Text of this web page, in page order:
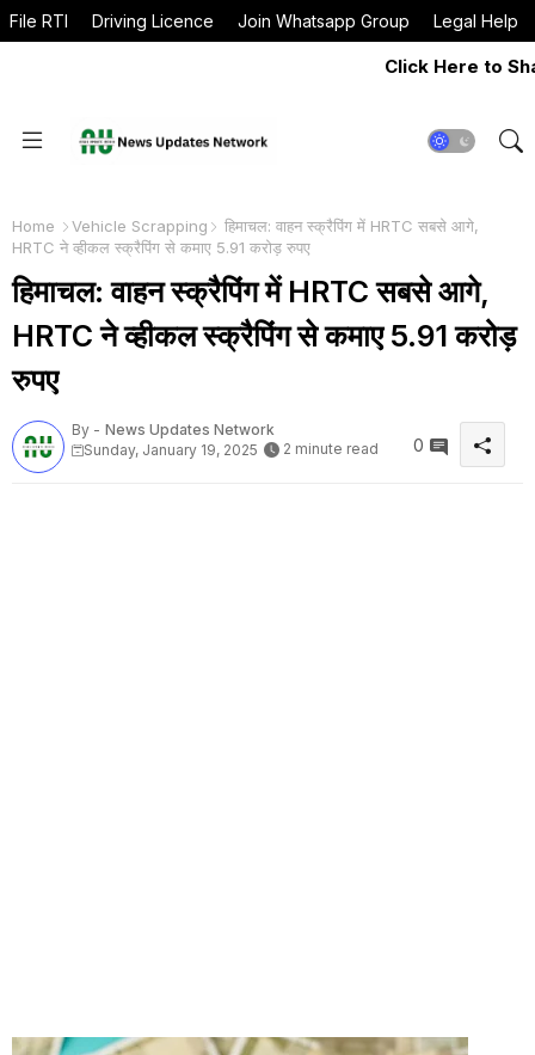
File RTI Driving Licence Join Whatsapp Group Legal Help
Click Here to Share
Home Vehicle Scrapping
हिमाचल: वाहन स्क्रैपिंग में HRTC सबसे आगे,
HRTC ने व्हीकल स्क्रैपिंग से कमाए 5.91 करोड़ रुपए
हिमाचल: वाहन स्क्रैपिंग में HRTC सबसे आगे,
HRTC ने व्हीकल स्क्रैपिंग से कमाए 5.91 करोड़
रुपए
By - News Updates Network
Sunday, January 19, 2025
2 minute read 0